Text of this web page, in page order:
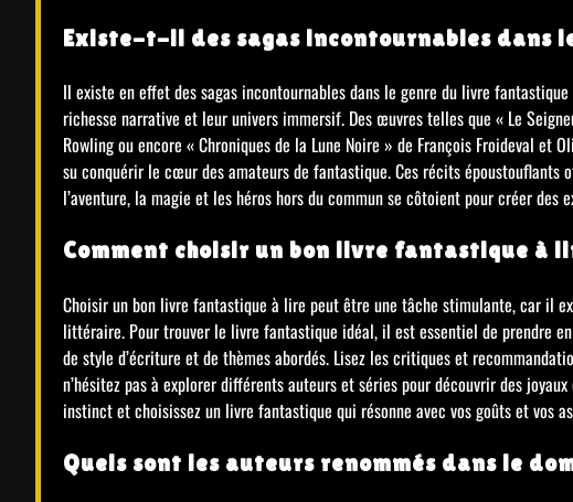
Existe-t-il des sagas incontournables dans
Il existe en effet des sagas incontournables dans le genre du livre
richesse narrative et leur univers immersif. Des œuvres telles que « Le
Rowling ou encore « Chroniques de la Lune Noire » de François Froideval
su conquérir le cœur des amateurs de fantastique. Ces récits époustouflants
l’aventure, la magie et les héros hors du commun se côtoient pour créer des
Comment choisir un bon livre fantastique à
Choisir un bon livre fantastique à lire peut être une tâche stimulante, car il
littéraire. Pour trouver le livre fantastique idéal, il est essentiel de prendre
de style d’écriture et de thèmes abordés. Lisez les critiques et
n’hésitez pas à explorer différents auteurs et séries pour découvrir des
instinct et choisissez un livre fantastique qui résonne avec vos goûts et vos
Quels sont les auteurs renommés dans le